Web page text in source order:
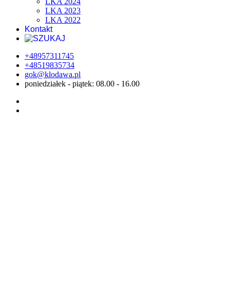
LKA 2023
LKA 2022
Kontakt
+48957311745
+48519835734
gok@klodawa.pl
poniedziałek - piątek: 08.00 - 16.00